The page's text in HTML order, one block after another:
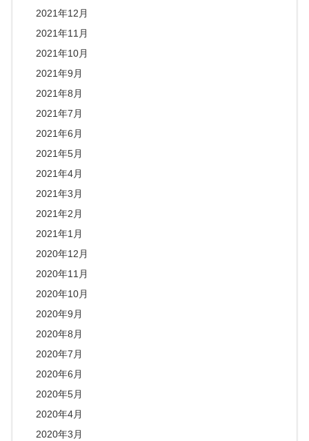
2021年12月
2021年11月
2021年10月
2021年9月
2021年8月
2021年7月
2021年6月
2021年5月
2021年4月
2021年3月
2021年2月
2021年1月
2020年12月
2020年11月
2020年10月
2020年9月
2020年8月
2020年7月
2020年6月
2020年5月
2020年4月
2020年3月